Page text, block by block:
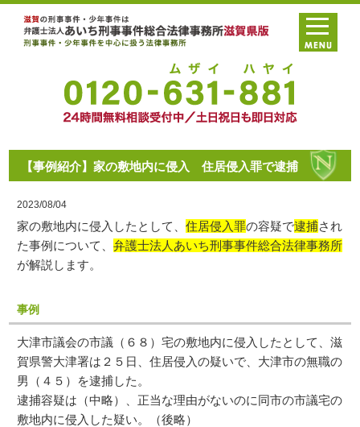
【事例紹介】家の敷地内に侵入 住居侵入罪で逮捕
2023/08/04
家の敷地内に侵入したとして、住居侵入罪の容疑で逮捕され
た事例について、弁護士法人あいち刑事事件総合法律事務所
が解説します。
事例
大津市議会の市議（６８）宅の敷地内に侵入したとして、滋
賀県警大津署は２５日、住居侵入の疑いで、大津市の無職の
男（４５）を逮捕した。
逮捕容疑は（中略）、正当な理由がないのに同市の市議宅の
敷地内に侵入した疑い。（後略）